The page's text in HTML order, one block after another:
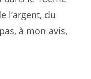
l’argent, du
à mon avis,